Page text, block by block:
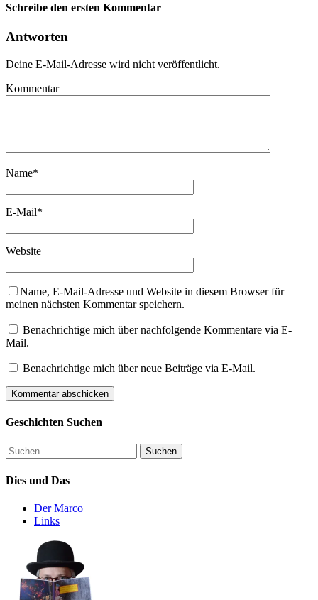
Schreibe den ersten Kommentar
Antworten
Deine E-Mail-Adresse wird nicht veröffentlicht.
Kommentar
Name*
E-Mail*
Website
Name, E-Mail-Adresse und Website in diesem Browser für
meinen nächsten Kommentar speichern.
Benachrichtige mich über nachfolgende Kommentare via E-
Mail.
Benachrichtige mich über neue Beiträge via E-Mail.
Geschichten Suchen
Suchen
nach:
Dies und Das
Der Marco
Links